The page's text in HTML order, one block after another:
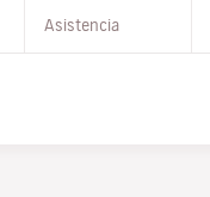
Asistencia